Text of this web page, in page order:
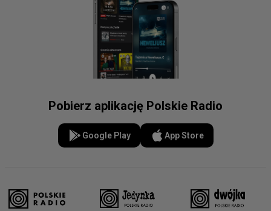
Pobierz aplikację Polskie Radio
Google Play App Store